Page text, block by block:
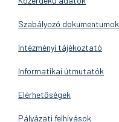
Szabályozó dokumentumok
Intézményi tájékoztató
Informatikai útmutatók
Elérhetőségek
Pályázati felhívások